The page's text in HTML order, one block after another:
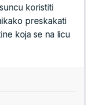
koristiti
preskakati
koja se na licu